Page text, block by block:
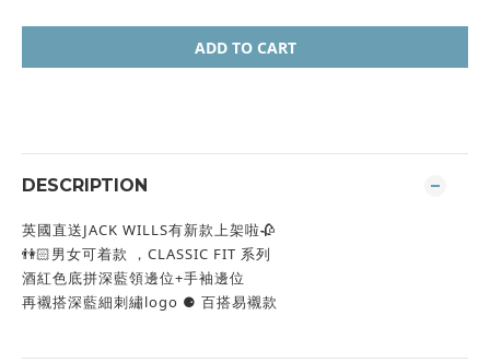
ADD TO CART
DESCRIPTION
英國直送JACK WILLS有新款上架啦🥀
👫🏻男女可着款 ，CLASSIC FIT 系列
酒紅色底拼深藍領邊位+手袖邊位
再襯搭深藍細刺繡logo ⚈ 百搭易襯款